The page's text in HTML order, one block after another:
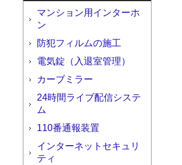
マンション用インターホ
ン
防犯フィルムの施工
電気錠（入退室管理）
カーブミラー
24時間ライブ配信システ
ム
110番通報装置
インターネットセキュリ
ティ